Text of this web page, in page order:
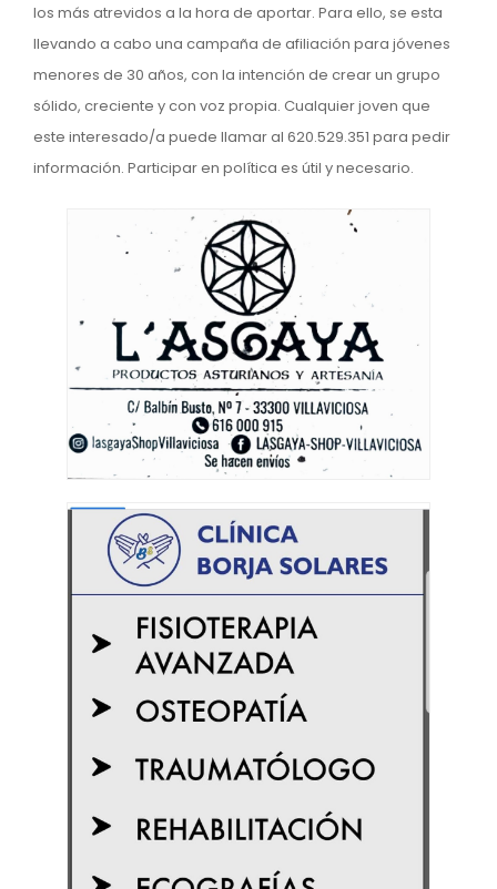
los más atrevidos a la hora de aportar. Para ello, se esta
llevando a cabo una campaña de afiliación para jóvenes
menores de 30 años, con la intención de crear un grupo
sólido, creciente y con voz propia. Cualquier joven que
este interesado/a puede llamar al 620.529.351 para pedir
información. Participar en política es útil y necesario.